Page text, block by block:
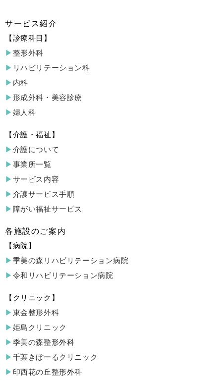
サービス紹介
診療科目
整形外科
リハビリテーション科
内科
形成外科・美容診療
婦人科
介護・福祉
介護について
事業所一覧
サービス内容
介護サービス手順
障がい福祉サービス
各施設のご案内
病院
季美の森リハビリテーション病院
令和リハビリテーション病院
クリニック
東金整形外科
姫島クリニック
季美の森整形外科
千葉きぼーるクリニック
印西花の丘整形外科